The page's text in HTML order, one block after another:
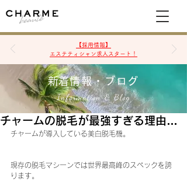
【採用情報】
エステティシャン求人スタート！
​新着情報・ブログ
Information & Blog
チャームの脱毛が最強すぎる理由…
チャームが導入している美白脱毛機。
現存の脱毛マシーンでは世界最高峰のスペックを誇
ります。